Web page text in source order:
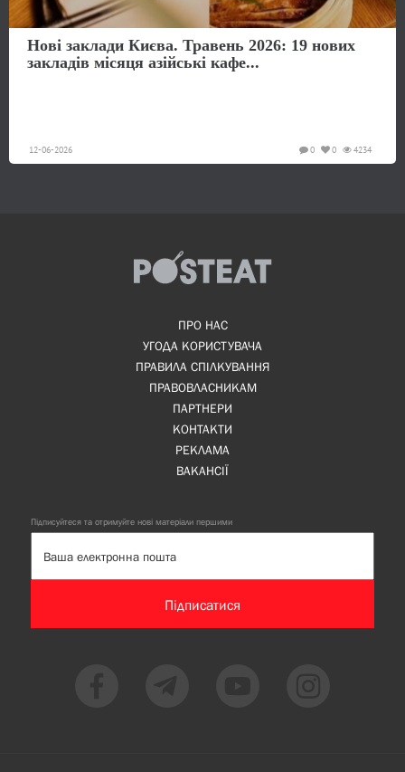
Нові заклади Києва. Травень 2026: 19 нових
закладів місяця азійські кафе...
12-06-2026 4234
0
0
ПРО НАС
УГОДА КОРИСТУВАЧА
ПРАВИЛА СПІЛКУВАННЯ
ПРАВОВЛАСНИКАМ
ПАРТНЕРИ
КОНТАКТИ
РЕКЛАМА
ВАКАНСІЇ
Підписуйтеся та отримуйте нові матеріали першими
Підписатися